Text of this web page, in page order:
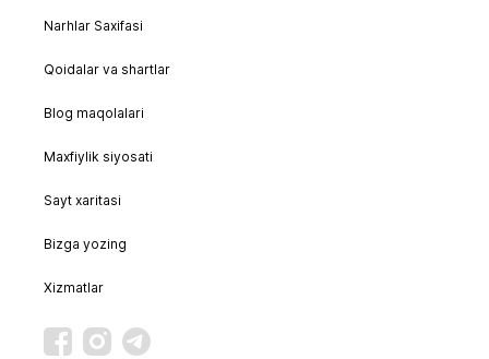
Narhlar Saxifasi
Qoidalar va shartlar
Blog maqolalari
Maxfiylik siyosati
Sayt xaritasi
Bizga yozing
Xizmatlar